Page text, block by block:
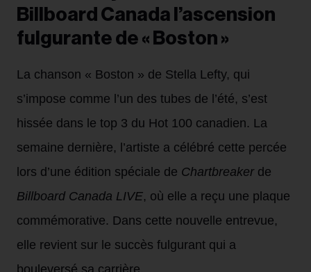
Billboard Canada l’ascension
fulgurante de « Boston »
La chanson « Boston » de Stella Lefty, qui
s’impose comme l’un des tubes de l’été, s’est
hissée dans le top 3 du Hot 100 canadien. La
semaine dernière, l’artiste a célébré cette percée
lors d’une édition spéciale de Chartbreaker de
Billboard Canada LIVE, où elle a reçu une plaque
commémorative. Dans cette nouvelle entrevue,
elle revient sur le succès fulgurant qui a
bouleversé sa carrière.